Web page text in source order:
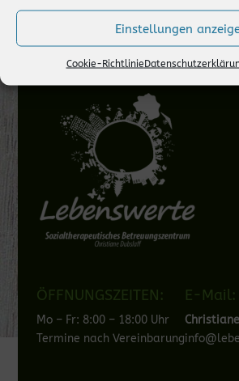
Einstellungen
Cookie-Richtlinie
ÖFFNUNGSZEITEN:
Mo – Fr: 8:00 – 18:00 Uhr
Termine nach Vereinbarung
E-Mail: